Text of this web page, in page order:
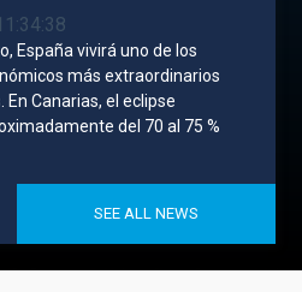
España vivirá uno de los
más extraordinarios
Canarias, el eclipse
del 70 al 75 %
SEE ALL NEWS